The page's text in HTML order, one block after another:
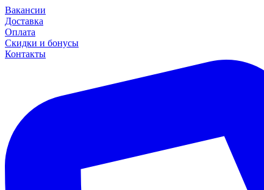
Вакансии
Доставка
Оплата
Скидки и бонусы
Контакты